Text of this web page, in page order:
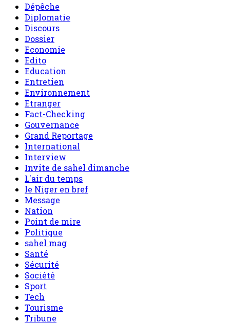
Dépêche
Diplomatie
Discours
Dossier
Economie
Edito
Education
Entretien
Environnement
Etranger
Fact-Checking
Gouvernance
Grand Reportage
International
Interview
Invite de sahel dimanche
L'air du temps
le Niger en bref
Message
Nation
Point de mire
Politique
sahel mag
Santé
Sécurité
Société
Sport
Tech
Tourisme
Tribune